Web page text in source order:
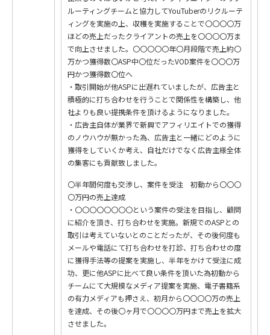
ルーティングチームと協力してYouTuberのリクルーテ
ィングを実施の上、収穫を実施することで〇〇〇〇万
ほどの売上だったクライアントの売上を〇〇〇〇万ま
で向上させました。〇〇〇〇〇年〇月段階で売上約〇
万かつ獲得数〇ASP中〇位だったVOD案件を〇〇〇万
円かつ獲得数〇位へ
・取引開始が他ASPに出遅れていましたが、広告主と
積極的に打ち合わせを行うことで関係性を構築し、他
社よりも良い提携条件を頂けるようになりました。
・広告主自体が業界で新興でアフィリエイトでの獲得
のノウハウが無かった為、広告主と一緒にどのように
獲得をしていくか考え、自社だけでなく広告主様全体
の集客にも貢献致しました。
〇半年間何度も交渉し、案件を受注 初動から〇〇〇
〇万円の売上達成
・〇〇〇〇〇〇〇〇という案件の受注を目指し、顧問
に紹介を頂き、打ち合わせを実施。新規でのASPとの
取引は考えていないとのことだったが、その後何度も
メールや電話にて打ち合わせを打診、打ち合わせの度
に獲得手法等の提案を実施し、半年をかけて受注に成
功、更に他ASPに比べて良い条件を頂いた為初動から
チームにて大規模なメディア提案を実施、電子書籍系
の有力メディアも押さえ、初月から〇〇〇〇万の売上
を達成、その後〇ヶ月で〇〇〇〇万円まで売上を拡大
させました。